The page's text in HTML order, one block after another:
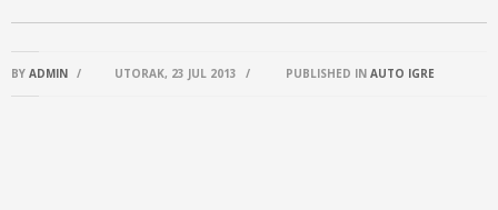
BY ADMIN / UTORAK, 23 JUL 2013 / PUBLISHED IN AUTO IGRE